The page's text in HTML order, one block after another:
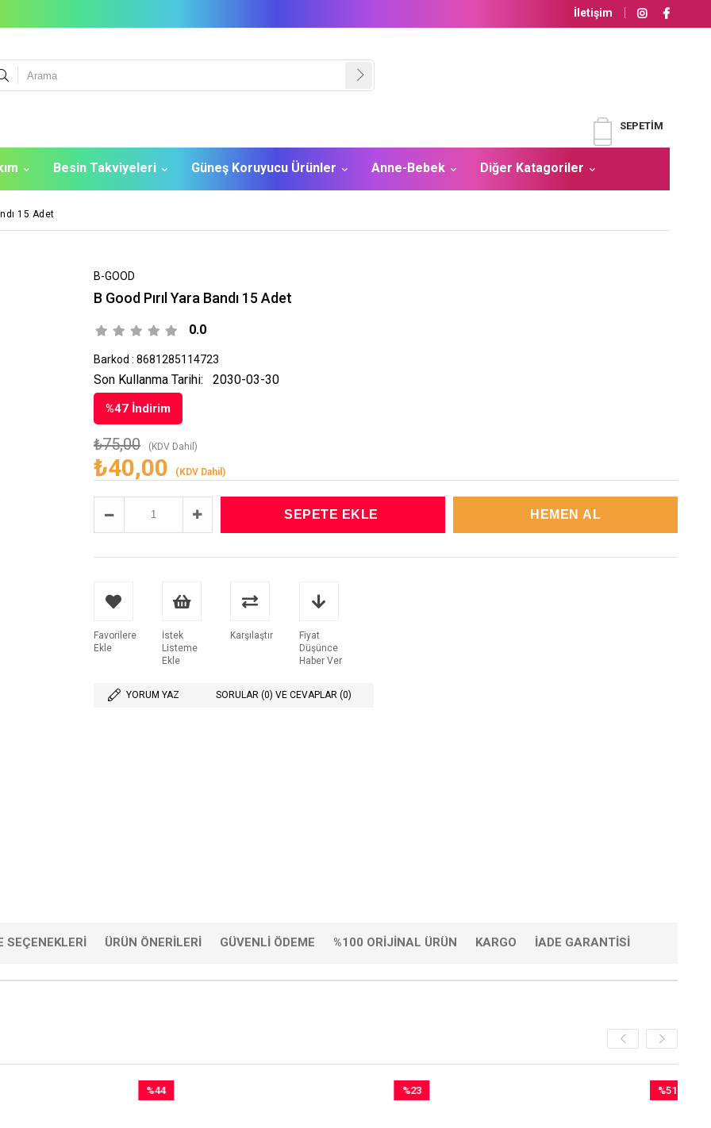
İletişim
SEPETIM
Besin Takviyeleri Güneş Koruyucu Ürünler Anne-Bebek Diğer Katagoriler
15 Adet
B-GOOD
B Good Pırıl Yara Bandı 15 Adet
0.0
Barkod : 8681285114723
%47 İndirim
₺75,00 (KDV Dahil)
₺40,00 (KDV Dahil)
Son Kullanma Tarihi: 2030-03-30
Favorilere
Ekle
İstek
Listeme
Ekle
Karşılaştır
Fiyat
Düşünce
Haber Ver
YORUM YAZ SORULAR (0) VE CEVAPLAR (0)
SEÇENEKLERI ÜRÜN ÖNERILERI GÜVENLI ÖDEME %100 ORIJINAL ÜRÜN KARGO İADE GARANTISI
%44
%23
%51